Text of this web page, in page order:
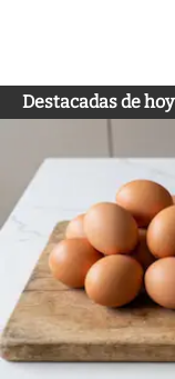
Destacadas de hoy